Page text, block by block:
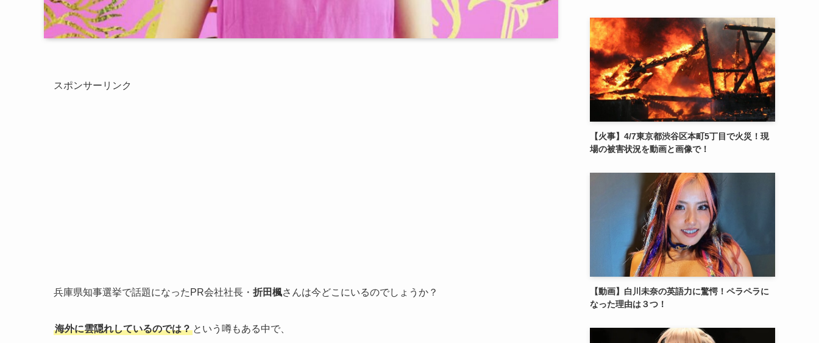
スポンサーリンク
兵庫県知事選挙で話題になったPR会社社長・ 折田楓さんは今どこにいるのでしょうか？
海外に雲隠れしているのでは？ という噂もある中で、
【火事】4/7東京都渋谷区本町5丁目で火災！現
場の被害状況を動画と画像で！
【動画】白川未奈の英語力に驚愕！ペラペラに
なった理由は３つ！